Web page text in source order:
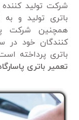
باتری تولید و
همچنین شرکت
کنندگان خود در
باتری پرداخته
تعمیر باتری